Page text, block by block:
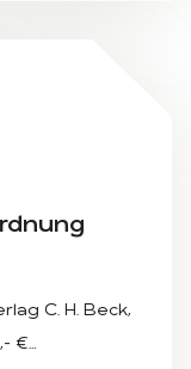
C. H. Beck,
€…